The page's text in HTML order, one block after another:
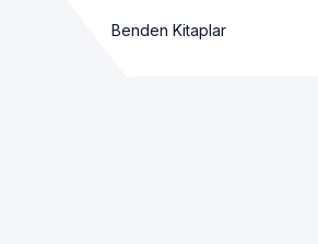
Benden Kitaplar